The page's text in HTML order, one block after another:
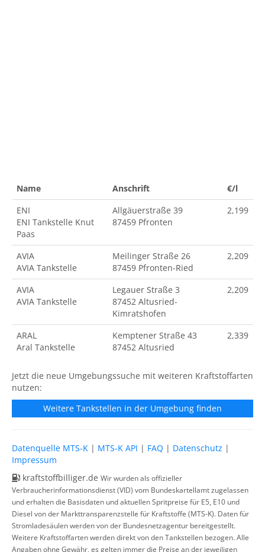
Name Anschrift
€/l
ENI
ENI Tankstelle Knut
Paas
Allgäuerstraße 39
87459 Pfronten
2,199
AVIA
AVIA Tankstelle
Meilinger Straße 26
87459 Pfronten-Ried
2,209
AVIA
AVIA Tankstelle
Legauer Straße 3
87452 Altusried-
Kimratshofen
2,209
ARAL
Aral Tankstelle
Kemptener Straße 43
87452 Altusried
2,339
Jetzt die neue Umgebungssuche mit weiteren Kraftstoffarten
nutzen:
Weitere Tankstellen in der Umgebung finden
Datenquelle MTS-K | MTS-K API | FAQ | Datenschutz |
Impressum
kraftstoffbilliger.de Wir wurden als offizieller
Verbraucherinformationsdienst (VID) vom Bundeskartellamt zugelassen
und erhalten die Basisdaten und aktuellen Spritpreise für E5, E10 und
Diesel von der Markttransparenzstelle für Kraftstoffe (MTS-K). Daten für
Stromladesäulen werden von der Bundesnetzagentur bereitgestellt.
Weitere Kraftstoffarten werden direkt von den Tankstellen bezogen. Alle
Angaben ohne Gewähr, es gelten immer die Preise an der jeweiligen